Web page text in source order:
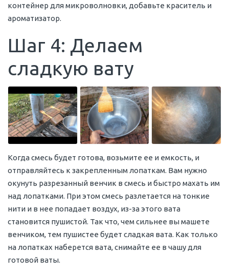
контейнер для микроволновки, добавьте краситель и
ароматизатор.
Шаг 4: Делаем
сладкую вату
Когда смесь будет готова, возьмите ее и емкость, и
отправляйтесь к закрепленным лопаткам. Вам нужно
окунуть разрезанный венчик в смесь и быстро махать им
над лопатками. При этом смесь разлетается на тонкие
нити и в нее попадает воздух, из-за этого вата
становится пушистой. Так что, чем сильнее вы машете
венчиком, тем пушистее будет сладкая вата. Как только
на лопатках наберется вата, снимайте ее в чашу для
готовой ваты.